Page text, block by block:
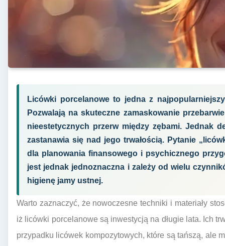
Licówki porcelanowe to jedna z
Pozwalają na skuteczne zamaskowanie
nieestetycznych przerw między zębami. Jednak
zastanawia się nad jego trwałością. Pytanie
dla planowania finansowego i psychicznego
jest jednak jednoznaczna i zależy od wielu
higienę jamy ustnej.
Warto zaznaczyć, że nowoczesne techniki i materiały
iż licówki porcelanowe są inwestycją na długie lata. Ich
przypadku licówek kompozytowych, które są tańszą, ale